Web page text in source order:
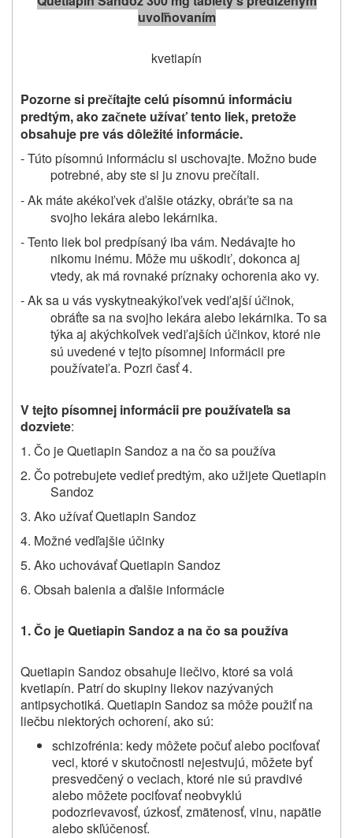
uvoľňovaním
kvetiapín
Pozorne si prečítajte celú písomnú informáciu
predtým, ako začnete užívať tento liek, pretože
obsahuje pre vás dôležité informácie.
- Túto písomnú informáciu si uschovajte. Možno bude
potrebné, aby ste si ju znovu prečítali.
- Ak máte akékoľvek ďalšie otázky, obráťte sa na
svojho lekára alebo lekárnika.
- Tento liek bol predpísaný iba vám. Nedávajte ho
nikomu inému. Môže mu uškodiť, dokonca aj
vtedy, ak má rovnaké príznaky ochorenia ako vy.
- Ak sa u vás vyskytneakýkoľvek vedľajší účinok,
obráťte sa na svojho lekára alebo lekárnika. To sa
týka aj akýchkoľvek vedľajších účinkov, ktoré nie
sú uvedené v tejto písomnej informácii pre
používateľa. Pozri časť 4.
V tejto písomnej informácii pre používateľa sa
dozviete:
1. Čo jeQuetiapin Sandoza na čo sa používa
2. Čo potrebujete vedieť predtým, ako užijeteQuetiapin
Sandoz
3. Ako užívaťQuetiapin Sandoz
4. Možné vedľajšie účinky
5. Ako uchovávaťQuetiapin Sandoz
6. Obsah balenia a ďalšie informácie
1. Čo jeQuetiapin Sandoza na čo sa používa
Quetiapin Sandozobsahuje liečivo, ktoré sa volá
kvetiapín. Patrí do skupiny liekov nazývaných
antipsychotiká. Quetiapin Sandoz sa môže použiť na
liečbu niektorých ochorení, ako sú:
schizofrénia: kedy môžete počuť alebo pociťovať
veci, ktoré v skutočnosti nejestvujú, môžete byť
presvedčený o veciach, ktoré nie sú pravdivé
alebo môžete pociťovaťneobvyklú
podozrievavosť, úzkosť, zmätenosť, vinu, napätie
aleboskľúčenosť.